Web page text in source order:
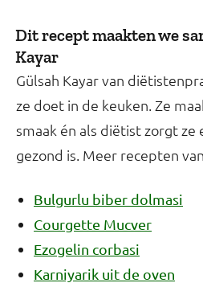
Dit recept maakten we
Kayar
Gülsah Kayar van
ze doet in de keuken. Ze
smaak én als diëtist zorgt
gezond is. Meer recepten
Bulgurlu biber dolmasi
Courgette Mucver
Ezogelin corbasi
Karniyarik uit de oven